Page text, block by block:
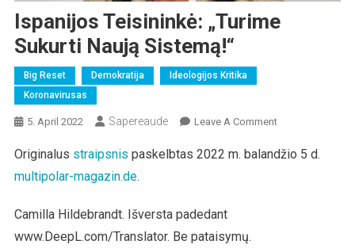
Ispanijos Teisininkė: „Turime
Sukurti Naują Sistemą!“
Big Reset Demokratija
Ideologijos Kritika
Koronavirusas
5. April 2022 Sapereaude Leave A CommentOn
Teisininkė:
Originalus straipsnis paskelbtas 2022 m. balandžio 5 d.
multipolar-magazin.de.
Camilla Hildebrandt. Išversta padedant
www.DeepL.com/Translator. Be pataisymų.